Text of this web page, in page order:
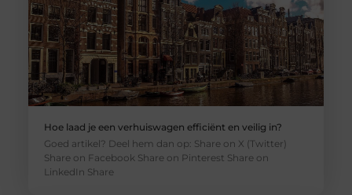
Hoe laad je een verhuiswagen efficiënt en veilig in?
Goed artikel? Deel hem dan op: Share on X (Twitter)
Share on Facebook Share on Pinterest Share on
LinkedIn Share